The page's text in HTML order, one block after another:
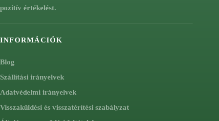
pozitív értékelést.
INFORMÁCIÓK
Blog
Szállítási irányelvek
Adatvédelmi irányelvek
Visszaküldési és visszatérítési szabályzat